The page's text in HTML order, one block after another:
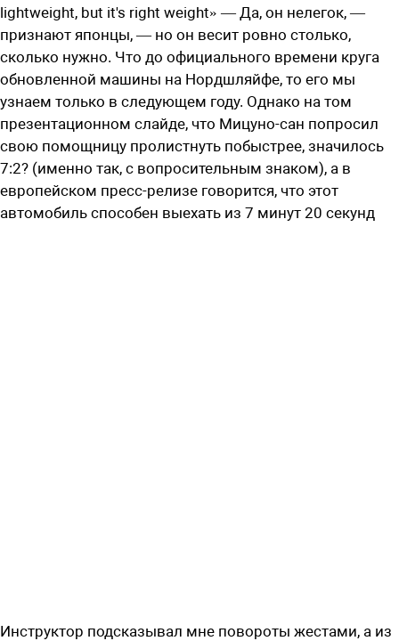
lightweight, but it's right weight» — Да, он нелегок, —
признают японцы, — но он весит ровно столько,
сколько нужно. Что до официального времени круга
обновленной машины на Нордшляйфе, то его мы
узнаем только в следующем году. Однако на том
презентационном слайде, что Мицуно-сан попросил
свою помощницу пролистнуть побыстрее, значилось
7:2? (именно так, с вопросительным знаком), а в
европейском пресс-релизе говорится, что этот
автомобиль способен выехать из 7 минут 20 секунд
Инструктор подсказывал мне повороты жестами, а из